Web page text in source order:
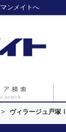
ンメイトへ
> ヴィラージュ戸塚Ⅰ